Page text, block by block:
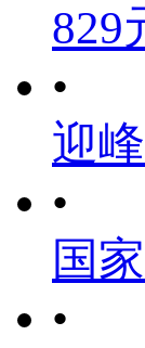
829
•
迎
•
国
•